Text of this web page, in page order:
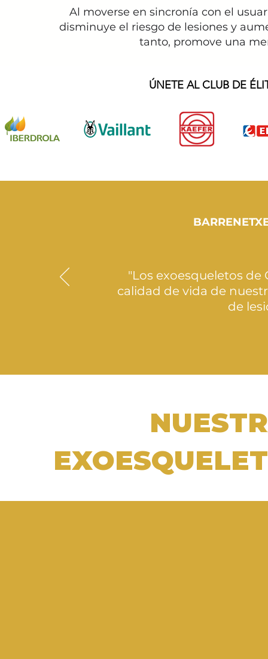
Al moverse en sincronía con el
disminuye el riesgo de lesiones y
tanto, promove una
ÚNETE AL CLUB DE
"Los exoesqueletos de
calidad de vida de
de